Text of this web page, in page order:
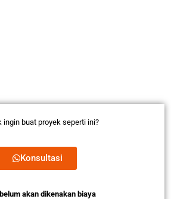
ingin buat proyek seperti ini?
Konsultasi
akan dikenakan biaya